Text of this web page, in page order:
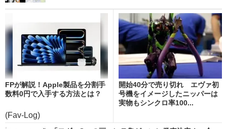
FPが解説！Apple製品を分割手
数料0円で入手する方法とは？
(Fav-Log)
開始40分で売り切れ エヴァ初
号機をイメージしたニッパーは
実物もシンクロ率100...